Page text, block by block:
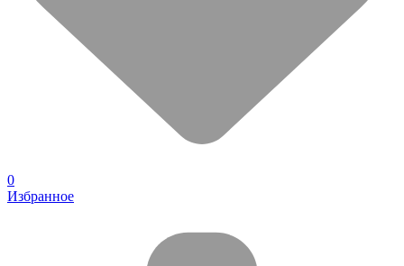
0
Избранное